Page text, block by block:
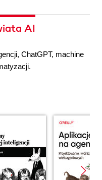
AI
ChatGPT, machine